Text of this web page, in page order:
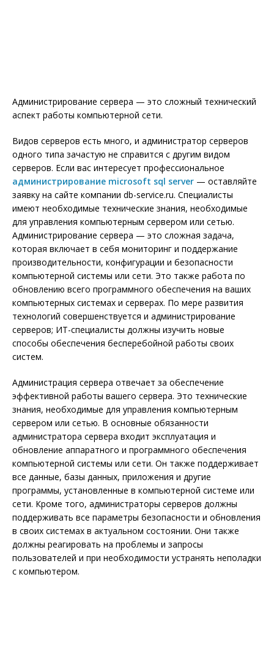
Администрирование сервера — это сложный технический
аспект работы компьютерной сети.
Видов серверов есть много, и администратор серверов
одного типа зачастую не справится с другим видом
серверов. Если вас интересует профессиональное
администрирование microsoft sql server — оставляйте
заявку на сайте компании db-service.ru. Специалисты
имеют необходимые технические знания, необходимые
для управления компьютерным сервером или сетью.
Администрирование сервера — это сложная задача,
которая включает в себя мониторинг и поддержание
производительности, конфигурации и безопасности
компьютерной системы или сети. Это также работа по
обновлению всего программного обеспечения на ваших
компьютерных системах и серверах. По мере развития
технологий совершенствуется и администрирование
серверов; ИТ-специалисты должны изучить новые
способы обеспечения бесперебойной работы своих
систем.
Администрация сервера отвечает за обеспечение
эффективной работы вашего сервера. Это технические
знания, необходимые для управления компьютерным
сервером или сетью. В основные обязанности
администратора сервера входит эксплуатация и
обновление аппаратного и программного обеспечения
компьютерной системы или сети. Он также поддерживает
все данные, базы данных, приложения и другие
программы, установленные в компьютерной системе или
сети. Кроме того, администраторы серверов должны
поддерживать все параметры безопасности и обновления
в своих системах в актуальном состоянии. Они также
должны реагировать на проблемы и запросы
пользователей и при необходимости устранять неполадки
с компьютером.